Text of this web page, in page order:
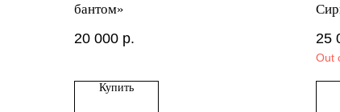
бантом»
20 000 р.
Купить
25
Out